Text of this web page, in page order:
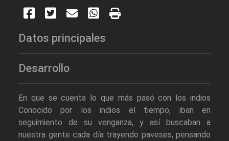
Datos principales
Desarrollo
En que se cuenta lo que más pasó con los indios
Conocido por los indios el tiempo, iban en
seguimiento de su venganza, y así buscaban a
nuestra gente cada día trayendo paveses, pensando